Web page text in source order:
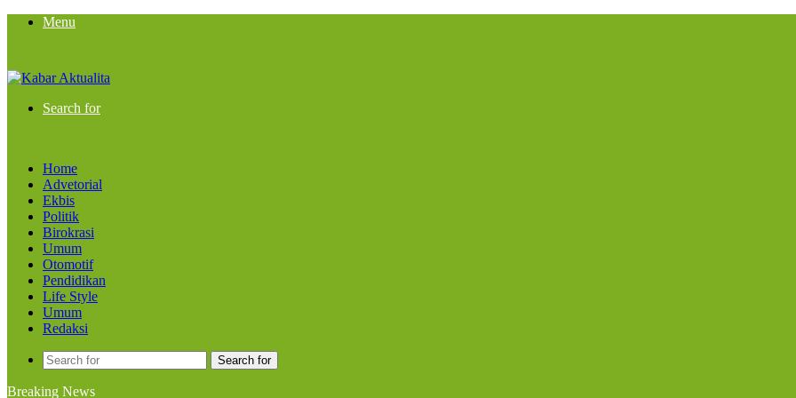
Menu
Search for
Home
Advetorial
Ekbis
Politik
Birokrasi
Umum
Otomotif
Pendidikan
Life Style
Umum
Redaksi
Search for
Breaking News